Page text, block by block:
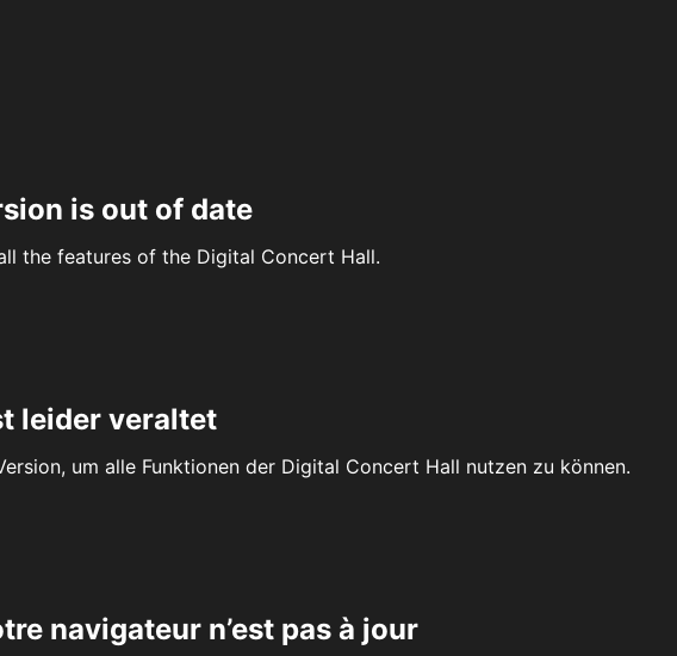
is out of date
the features of the Digital Concert Hall.
leider veraltet
um alle Funktionen der Digital Concert Hall nutzen zu können.
navigateur n’est pas à jour